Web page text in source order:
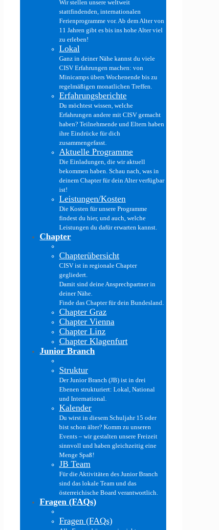
Wir stellen unsere weltweit
stattfindenden, internationalen
Ferienprogramme vor. Ab dem Alter von
11 Jahren gibt es bis ins hohe Alter viel
zu erleben!
Lokal
Ganz in deiner Nähe kannst du viele
CISV Erfahrungen machen: von
Minicamps übers Wochenende bis zu
regelmäßigen monatlichen Treffen.
Erfahrungsberichte
Du möchtest wissen, welche
Erfahrungen andere mit CISV gemacht
haben? Teilnehmende und Eltern haben
ihre Eindrücke für dich
zusammengefasst.
Aktuelle Programme
Die Einladungen, die wir aktuell
bekommen haben. Schau nach, was in
deinem Chapter für dein Alter verfügbar
ist!
Leistungen/Kosten
Die Kosten für unsere Programme
findest du hier, und auch, welche
Leistungen du dafür erwarten kannst.
Chapter
Chapterübersicht
CISV ist in regionale Chapter
gegliedert.
Damit sind deine Ansprechpartner in
deiner Nähe.
Finde das Chapter für dein Bundesland.
Chapter Graz
Chapter Vienna
Chapter Linz
Chapter Klagenfurt
Junior Branch
Struktur
Der Junior Branch (JB) ist in drei
Ebenen strukturiert: Lokal, National
und International.
Kalender
Du wirst in diesem Schuljahr 15 oder
bist schon älter? Komm zu unseren
Events – wir gestalten unsere Freizeit
sinnvoll und haben gleichzeitig eine
Menge Spaß!
JB Team
Für die Aktivitäten des Junior Branch
sind das lokale Team und das
österreichische Board verantwortlich.
Fragen (FAQs)
Fragen (FAQs)